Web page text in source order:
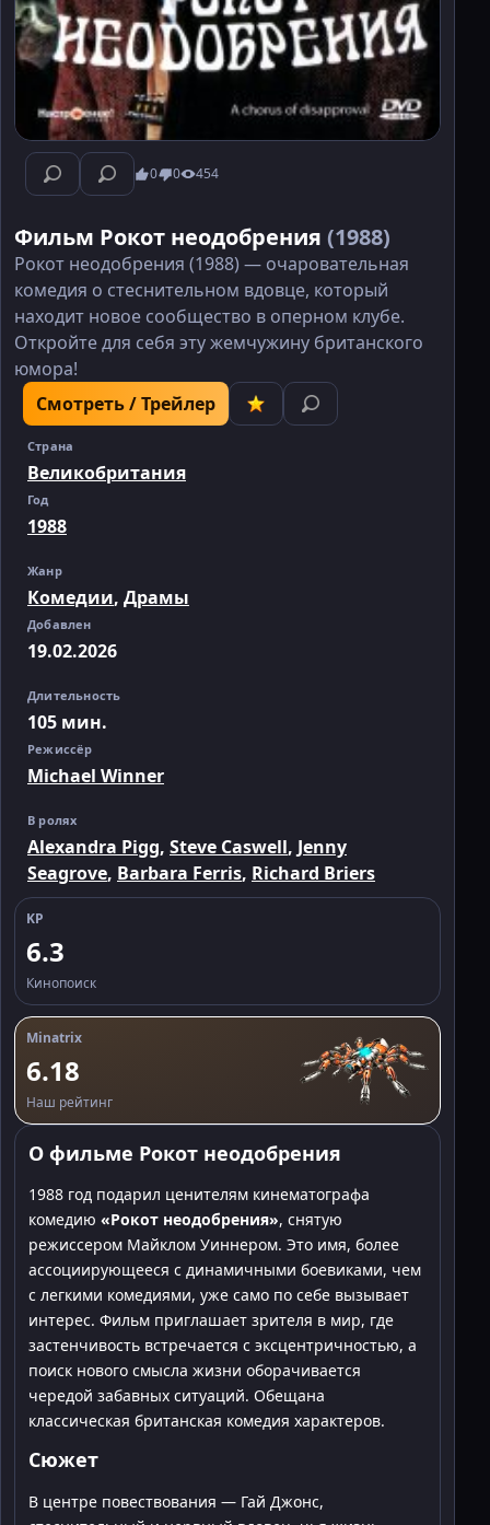
0 0 454
Фильм Рокот неодобрения (1988)
Рокот неодобрения (1988) — очаровательная
комедия о стеснительном вдовце, который
находит новое сообщество в оперном клубе.
Откройте для себя эту жемчужину британского
юмора!
Смотреть / Трейлер
Страна
Великобритания
Год
1988
Жанр
Комедии, Драмы
Добавлен
19.02.2026
Длительность
105 мин.
Режиссёр
Michael Winner
В ролях
Alexandra Pigg, Steve Caswell, Jenny
Seagrove, Barbara Ferris, Richard Briers
KP
6.3
Кинопоиск
Minatrix
6.18
Наш рейтинг
О фильме Рокот неодобрения
1988 год подарил ценителям кинематографа
комедию «Рокот неодобрения», снятую
режиссером Майклом Уиннером. Это имя, более
ассоциирующееся с динамичными боевиками, чем
с легкими комедиями, уже само по себе вызывает
интерес. Фильм приглашает зрителя в мир, где
застенчивость встречается с эксцентричностью, а
поиск нового смысла жизни оборачивается
чередой забавных ситуаций. Обещана
классическая британская комедия характеров.
Сюжет
В центре повествования — Гай Джонс,